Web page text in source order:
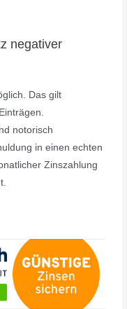
negativer
Das gilt
notorisch
in einen echten
Zinszahlung